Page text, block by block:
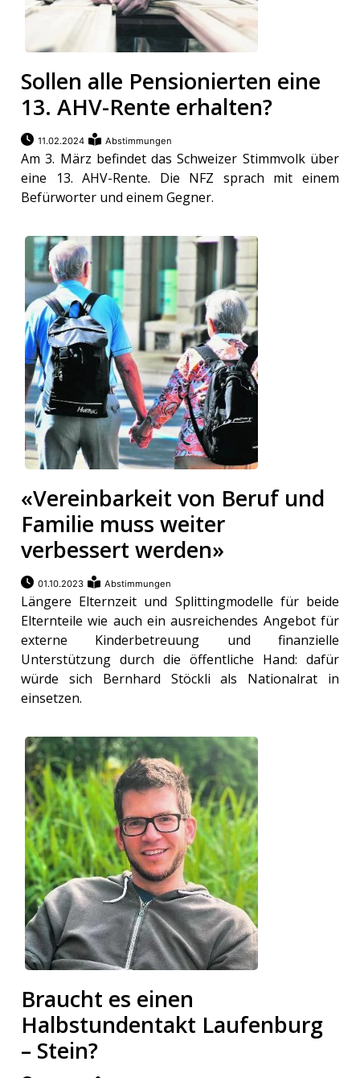
Sollen alle Pensionierten eine
13. AHV-Rente erhalten?
11.02.2024 Abstimmungen
Am 3. März befindet das Schweizer Stimmvolk über
eine 13. AHV-Rente. Die NFZ sprach mit einem
Befürworter und einem Gegner.
«Vereinbarkeit von Beruf und
Familie muss weiter
verbessert werden»
01.10.2023 Abstimmungen
Längere Elternzeit und Splittingmodelle für beide
Elternteile wie auch ein ausreichendes Angebot für
externe Kinderbetreuung und finanzielle
Unterstützung durch die öffentliche Hand: dafür
würde sich Bernhard Stöckli als Nationalrat in
einsetzen.
Braucht es einen
Halbstundentakt Laufenburg
– Stein?